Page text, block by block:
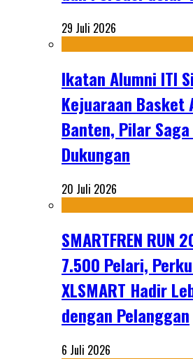
29 Juli 2026
Ikatan Alumni ITI
Kejuaraan Basket
Banten, Pilar
Dukungan
20 Juli 2026
SMARTFREN RUN
7.500 Pelari,
XLSMART Hadir
dengan Pelanggan
6 Juli 2026